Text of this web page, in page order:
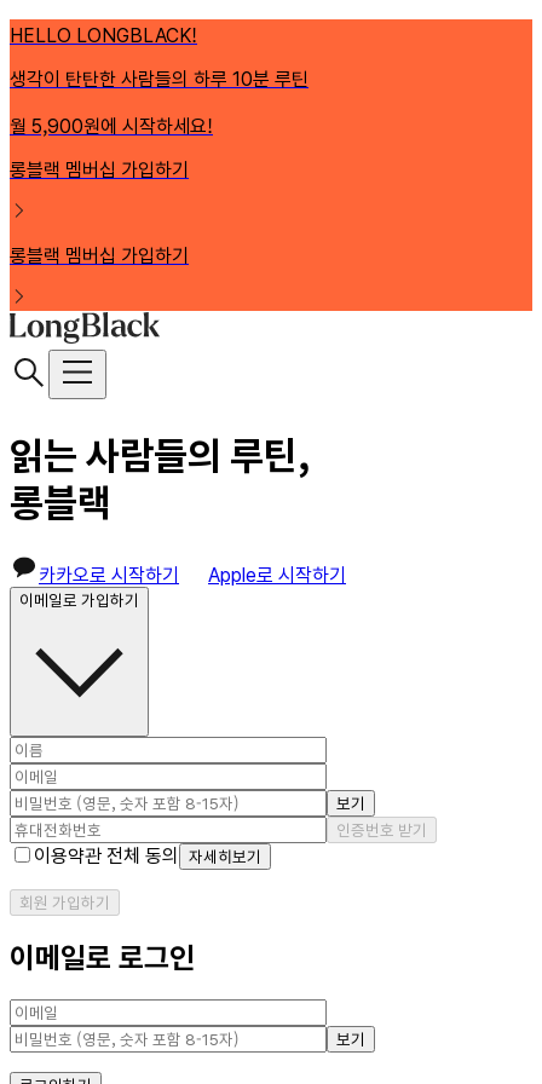
HELLO LONGBLACK!
생각이 탄탄한 사람들의 하루 10분 루틴
월 5,900원에 시작하세요!
롱블랙 멤버십 가입하기
롱블랙 멤버십 가입하기
읽는 사람들의 루틴,
롱블랙
카카오로 시작하기 Apple로 시작하기
이메일로 가입하기
보기
인증번호 받기
이용약관 전체 동의 자세히보기
회원 가입하기
이메일로 로그인
보기